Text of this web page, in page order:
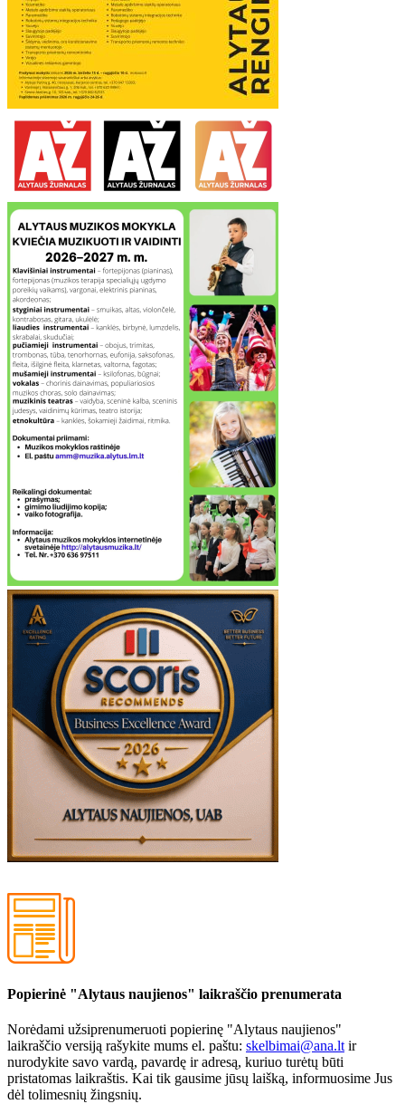
Popierinė "Alytaus naujienos" laikraščio prenumerata
Norėdami užsiprenumeruoti popierinę "Alytaus naujienos"
laikraščio versiją rašykite mums el. paštu: skelbimai@ana.lt ir
nurodykite savo vardą, pavardę ir adresą, kuriuo turėtų būti
pristatomas laikraštis. Kai tik gausime jūsų laišką, informuosime Jus
dėl tolimesnių žingsnių.